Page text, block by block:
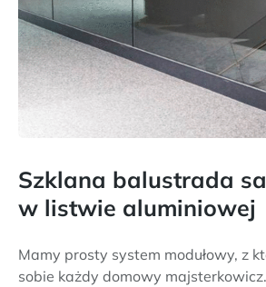
Szklana balustrada
w listwie aluminiowej
Mamy prosty system modułowy, z
sobie każdy domowy majsterkowicz.